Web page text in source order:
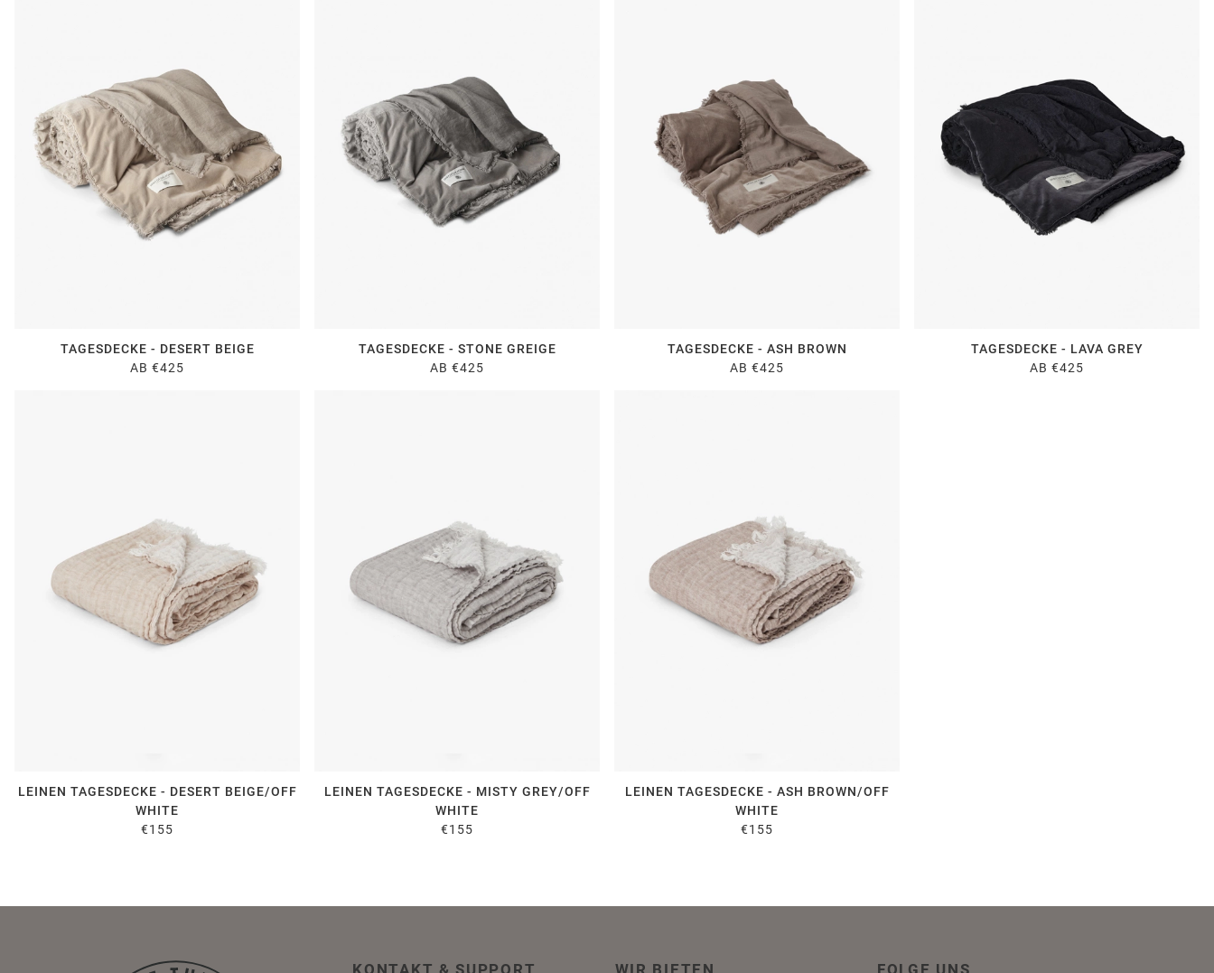
TAGESDECKE - DESERT BEIGE
AB €425
TAGESDECKE - STONE GREIGE
AB €425
TAGESDECKE - ASH BROWN
AB €425
TAGESDECKE - LAVA GREY
AB €425
LEINEN TAGESDECKE - DESERT BEIGE/OFF
WHITE
€155
LEINEN TAGESDECKE - MISTY GREY/OFF
WHITE
€155
LEINEN TAGESDECKE - ASH BROWN/OFF
WHITE
€155